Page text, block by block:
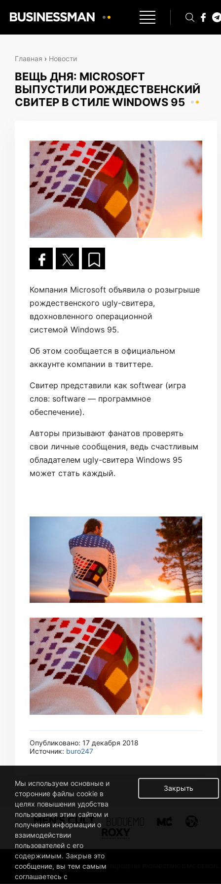
Главная › Новости
ВЕЩЬ ДНЯ: MICROSOFT
ВЫПУСТИЛИ РОЖДЕСТВЕНСКИЙ
СВИТЕР В СТИЛЕ WINDOWS 95
Компания Microsoft объявила о розыгрыше
рождественского ugly-свитера,
вдохновленного операционной
системой Windows 95.
Об этом сообщается в официальном
аккаунте компании в твиттере.
Свитер представили как softwear (игра
слов: software — программное
обеспечение).
Авторы призывают фанатов проверять
свои личные сообщения, ведь счастливым
обладателем ugly-свитера Windows 95
может стать каждый.
Опубликовано: 17 декабря 2018
Источник: buro247
© 2019 BUSINESSMAN. ВСЕ ПРАВА ЗАЩИЩЕНЫ. РАЗРАБОТАНО В MC DESIGN.
Закрыть
Мы используем основные и
сторонние файлы cookie в
целях повышения удобства
пользования этим сайтом и
получения информации о
взаимодействии
пользователей с его
содержимым. Закрыв это
сообщение, вы тем самым
соглашаетесь с